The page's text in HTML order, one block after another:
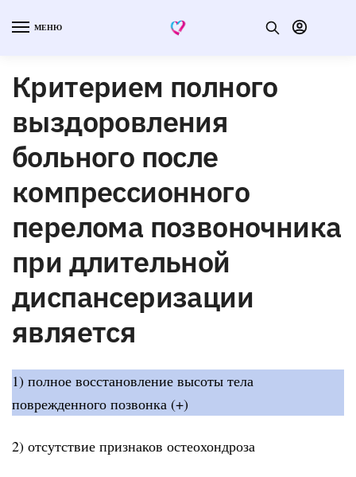
МЕНЮ
Критерием полного
выздоровления
больного после
компрессионного
перелома позвоночника
при длительной
диспансеризации
является
1) полное восстановление высоты тела
поврежденного позвонка (+)
2) отсутствие признаков остеохондроза